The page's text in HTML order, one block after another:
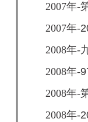
2007年-
2007年-
2008年-
2008年-
2008年-
2008年-